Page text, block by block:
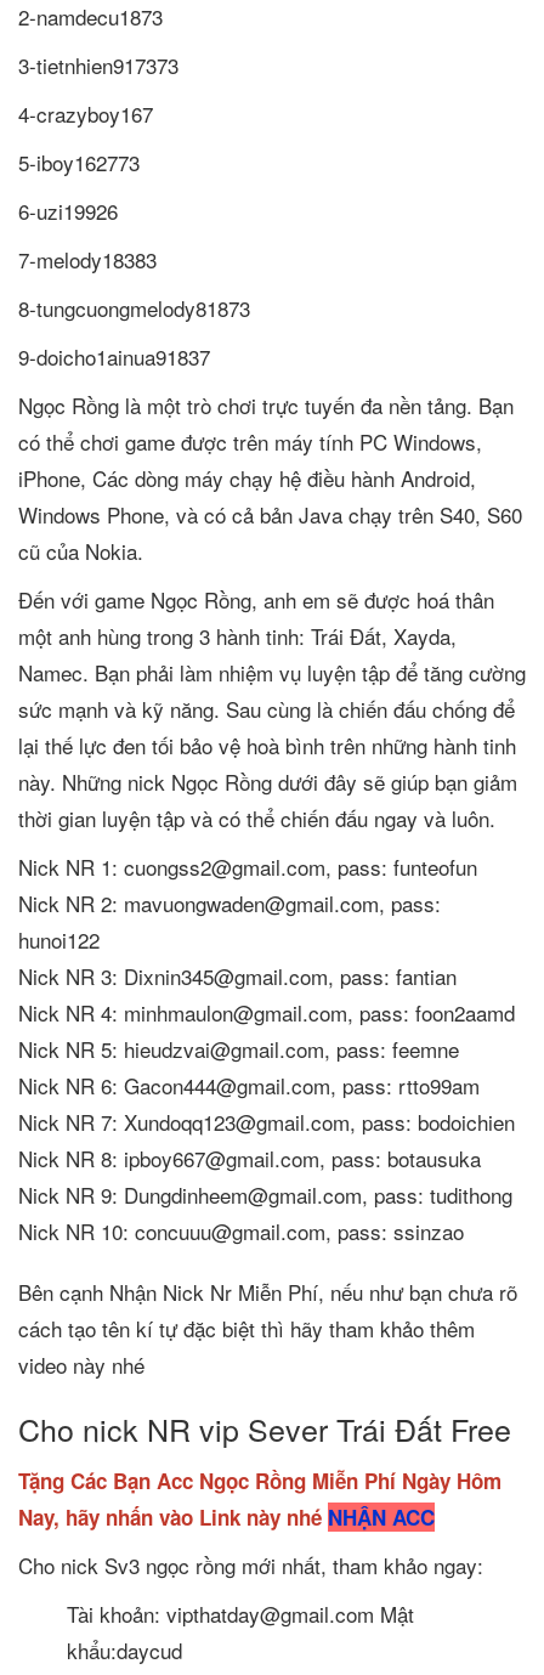
2-namdecu1873
3-tietnhien917373
4-crazyboy167
5-iboy162773
6-uzi19926
7-melody18383
8-tungcuongmelody81873
9-doicho1ainua91837
Ngọc Rồng là một trò chơi trực tuyến đa nền tảng. Bạn
có thể chơi game được trên máy tính PC Windows,
iPhone, Các dòng máy chạy hệ điều hành Android,
Windows Phone, và có cả bản Java chạy trên S40, S60
cũ của Nokia.
Đến với game Ngọc Rồng, anh em sẽ được hoá thân
một anh hùng trong 3 hành tinh: Trái Đất, Xayda,
Namec. Bạn phải làm nhiệm vụ luyện tập để tăng cường
sức mạnh và kỹ năng. Sau cùng là chiến đấu chống để
lại thế lực đen tối bảo vệ hoà bình trên những hành tinh
này. Những nick Ngọc Rồng dưới đây sẽ giúp bạn giảm
thời gian luyện tập và có thể chiến đấu ngay và luôn.
Nick NR 1: cuongss2@gmail.com, pass: funteofun
Nick NR 2: mavuongwaden@gmail.com, pass:
hunoi122
Nick NR 3: Dixnin345@gmail.com, pass: fantian
Nick NR 4: minhmaulon@gmail.com, pass: foon2aamd
Nick NR 5: hieudzvai@gmail.com, pass: feemne
Nick NR 6: Gacon444@gmail.com, pass: rtto99am
Nick NR 7: Xundoqq123@gmail.com, pass: bodoichien
Nick NR 8: ipboy667@gmail.com, pass: botausuka
Nick NR 9: Dungdinheem@gmail.com, pass: tudithong
Nick NR 10: concuuu@gmail.com, pass: ssinzao
Bên cạnh Nhận Nick Nr Miễn Phí, nếu như bạn chưa rõ
cách tạo tên kí tự đặc biệt thì hãy tham khảo thêm
video này nhé
Cho nick NR vip Sever Trái Đất Free
Tặng Các Bạn Acc Ngọc Rồng Miễn Phí Ngày Hôm
Nay, hãy nhấn vào Link này nhé NHẬN ACC
Cho nick Sv3 ngọc rồng mới nhất, tham khảo ngay:
Tài khoản: vipthatday@gmail.com Mật
khẩu:daycud